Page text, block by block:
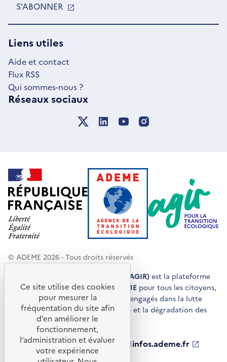
S'ABONNER
UNE
Liens utiles
Aide et contact
Flux RSS
Qui sommes-nous ?
Réseaux sociaux
© ADEME 2026 - Tous droits réservés
Agir pour la transition écologique (AGIR) est la plateforme
de conseils et de services de l'ADEME pour tous les citoyens,
acteurs économiques et territoires engagés dans la lutte
contre le réchauffement climatique et la dégradation des
ressources.
ademe.fr
S'ouvre librairie.ademe.fr
S'ouvre
dans
une
infos.ademe.fr
S'ouvre
ademe.fr/presse
S'ouvre
Ce site utilise des cookies
pour mesurer la
fréquentation du site afin
d’en améliorer le
fonctionnement,
l’administration et évaluer
votre expérience